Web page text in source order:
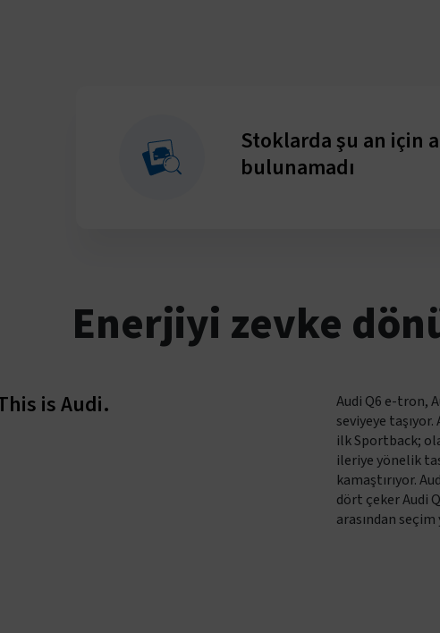
Stoklarda şu an için
bulunamadı
Enerjiyi zevke
is Audi.
Audi Q6 e-tron,
seviyeye
ilk Sportback;
ileriye yönelik
kamaştırıyor.
dört çeker Audi
arasından seçim